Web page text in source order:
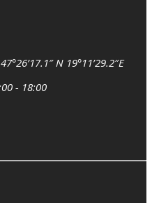
47°26’17.1″ N 19°11’29.2″E
- 18:00